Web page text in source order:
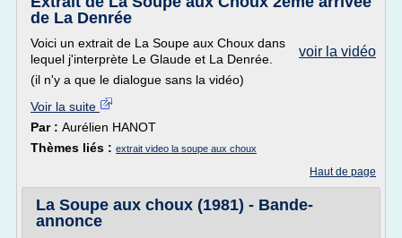
de La Denrée
voir la vidéo
Voici un extrait de La Soupe aux Choux dans
lequel j'interprète Le Glaude et La Denrée.
(il n'y a que le dialogue sans la vidéo)
Voir la suite
Par : Aurélien HANOT
Thèmes liés : extrait video la soupe aux choux
Haut de page
La Soupe aux choux (1981) - Bande-
annonce